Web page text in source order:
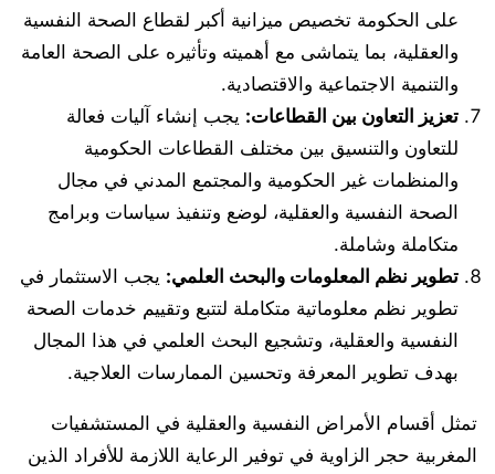
على الحكومة تخصيص ميزانية أكبر لقطاع الصحة النفسية
والعقلية، بما يتماشى مع أهميته وتأثيره على الصحة العامة
والتنمية الاجتماعية والاقتصادية.
تعزيز التعاون بين القطاعات: يجب إنشاء آليات فعالة
للتعاون والتنسيق بين مختلف القطاعات الحكومية
والمنظمات غير الحكومية والمجتمع المدني في مجال
الصحة النفسية والعقلية، لوضع وتنفيذ سياسات وبرامج
متكاملة وشاملة.
تطوير نظم المعلومات والبحث العلمي: يجب الاستثمار في
تطوير نظم معلوماتية متكاملة لتتبع وتقييم خدمات الصحة
النفسية والعقلية، وتشجيع البحث العلمي في هذا المجال
بهدف تطوير المعرفة وتحسين الممارسات العلاجية.
تمثل أقسام الأمراض النفسية والعقلية في المستشفيات
المغربية حجر الزاوية في توفير الرعاية اللازمة للأفراد الذين